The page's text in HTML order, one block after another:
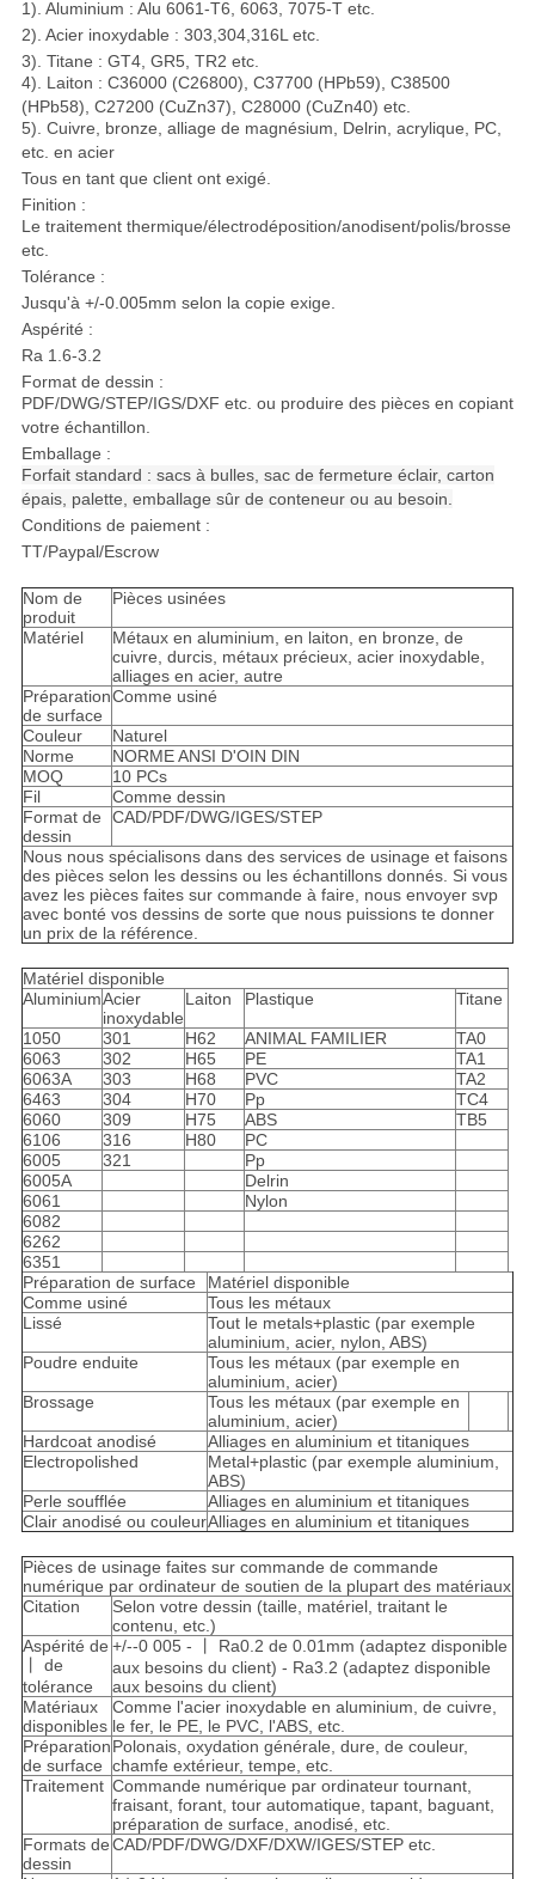
1). Aluminium : Alu 6061-T6, 6063, 7075-T etc.
2). Acier inoxydable : 303,304,316L etc.
3). Titane : GT4, GR5, TR2 etc.
4). Laiton : C36000 (C26800), C37700 (HPb59), C38500
(HPb58), C27200 (CuZn37), C28000 (CuZn40) etc.
5). Cuivre, bronze, alliage de magnésium, Delrin, acrylique, PC,
etc. en acier
Tous en tant que client ont exigé.
Finition :
Le traitement thermique/électrodéposition/anodisent/polis/brosse
etc.
Tolérance :
Jusqu'à +/-0.005mm selon la copie exige.
Aspérité :
Ra 1.6-3.2
Format de dessin :
PDF/DWG/STEP/IGS/DXF etc. ou produire des pièces en copiant
votre échantillon.
Emballage :
Forfait standard : sacs à bulles, sac de fermeture éclair, carton
épais, palette, emballage sûr de conteneur ou au besoin.
Conditions de paiement :
TT/Paypal/Escrow
Nom de
produit
Pièces usinées
Matériel
Métaux en aluminium, en laiton, en bronze, de
cuivre, durcis, métaux précieux, acier inoxydable,
alliages en acier, autre
Préparation
de surface
Comme usiné
Couleur
Naturel
Norme
NORME ANSI D'OIN DIN
MOQ
10 PCs
Fil
Comme dessin
Format de
dessin
CAD/PDF/DWG/IGES/STEP
Nous nous spécialisons dans des services de usinage et faisons
des pièces selon les dessins ou les échantillons donnés. Si vous
avez les pièces faites sur commande à faire, nous envoyer svp
avec bonté vos dessins de sorte que nous puissions te donner
un prix de la référence.
Matériel disponible
AluminiumAcier
inoxydable
Laiton Plastique Titane
1050 301 H62 ANIMAL FAMILIER
TA0
6063
302 H65 PE
TA1
6063A
303 H68 PVC
TA2
6463
304 H70 Pp
TC4
6060
309 H75 ABS
TB5
6106
316 H80
PC
6005
321
Pp
6005A
Delrin
6061
Nylon
6082
6262
6351
Préparation de surface
Matériel disponible
Comme usiné
Tous les métaux
Lissé
Tout le metals+plastic (par exemple
aluminium, acier, nylon, ABS)
Poudre enduite
Tous les métaux (par exemple en
aluminium, acier)
Brossage
Tous les métaux (par exemple en
aluminium, acier)
Hardcoat anodisé
Alliages en aluminium et titaniques
Electropolished
Metal+plastic (par exemple aluminium,
ABS)
Perle soufflée
Alliages en aluminium et titaniques
Clair anodisé ou couleurAlliages en aluminium et titaniques
Pièces de usinage faites sur commande de commande
numérique par ordinateur de soutien de la plupart des matériaux
Citation
Selon votre dessin (taille, matériel, traitant le
contenu, etc.)
Aspérité de
丨 de
tolérance
+/--0 005 - 丨 Ra0.2 de 0.01mm (adaptez disponible
aux besoins du client) - Ra3.2 (adaptez disponible
aux besoins du client)
Matériaux
disponibles
Comme l'acier inoxydable en aluminium, de cuivre,
le fer, le PE, le PVC, l'ABS, etc.
Préparation
de surface
Polonais, oxydation générale, dure, de couleur,
chamfe extérieur, tempe, etc.
Traitement Commande numérique par ordinateur tournant,
fraisant, forant, tour automatique, tapant, baguant,
préparation de surface, anodisé, etc.
Formats de
dessin
CAD/PDF/DWG/DXF/DXW/IGES/STEP etc.